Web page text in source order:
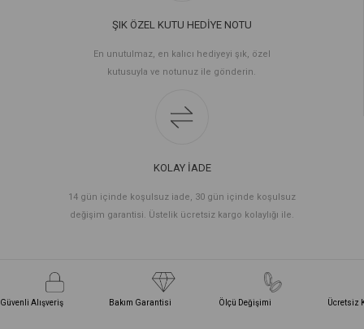
ŞIK ÖZEL KUTU HEDİYE NOTU
En unutulmaz, en kalıcı hediyeyi şık, özel
kutusuyla ve notunuz ile gönderin.
KOLAY İADE
14 gün içinde koşulsuz iade, 30 gün içinde koşulsuz
değişim garantisi. Üstelik ücretsiz kargo kolaylığı ile.
Güvenli Alışveriş Bakım Garantisi Ölçü Değişimi Ücretsiz